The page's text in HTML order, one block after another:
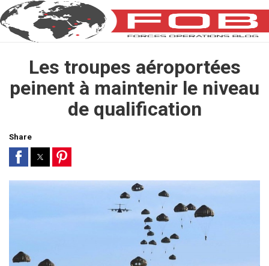
Les troupes aéroportées
peinent à maintenir le niveau
de qualification
Share